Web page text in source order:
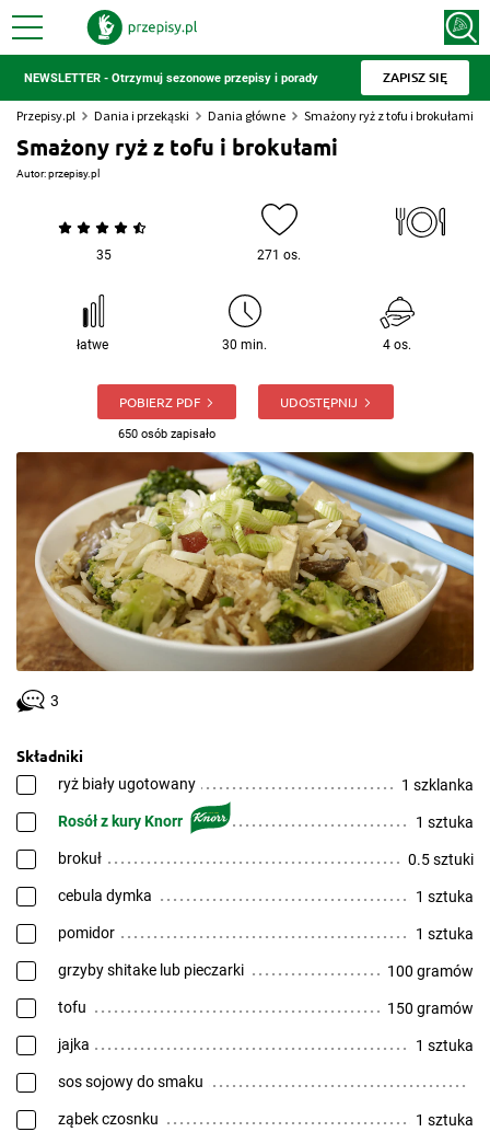
NEWSLETTER - Otrzymuj sezonowe przepisy i porady ZAPISZ SIĘ
Przepisy.pl Dania i przekąski Dania główne Smażony ryż z tofu i brokułami
Smażony ryż z tofu i brokułami
Autor:przepisy.pl
35 271 os.
łatwe 30 min. 4 os.
POBIERZ PDF
650 osób zapisało
UDOSTĘPNIJ
3
Składniki
ryż biały ugotowany 1 szklanka
Rosół z kury Knorr 1 sztuka
brokuł 0.5 sztuki
cebula dymka 1 sztuka
pomidor 1 sztuka
grzyby shitake lub pieczarki 100 gramów
tofu 150 gramów
jajka 1 sztuka
sos sojowy do smaku
ząbek czosnku 1 sztuka